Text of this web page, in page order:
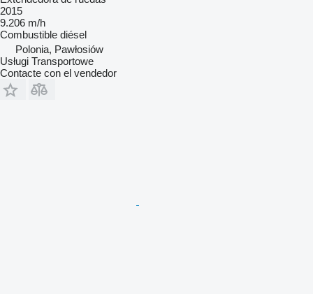
2015
9.206 m/h
Combustible diésel
Polonia, Pawłosiów
Usługi Transportowe
Contacte con el vendedor